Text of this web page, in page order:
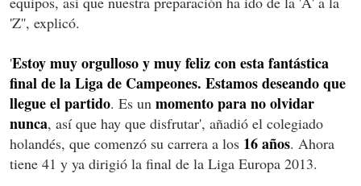
'Z'', explicó.
'Estoy muy orgulloso y muy feliz con esta fantástica
final de la Liga de Campeones. Estamos deseando que
llegue el partido. Es un momento para no olvidar
nunca, así que hay que disfrutar', añadió el colegiado
holandés, que comenzó su carrera a los 16 años. Ahora
tiene 41 y ya dirigió la final de la Liga Europa 2013.